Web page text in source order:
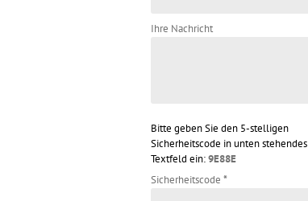
Ihre Nachricht
Bitte geben Sie den 5-stelligen
Sicherheitscode in unten stehendes
Textfeld ein:9E88E
Sicherheitscode *